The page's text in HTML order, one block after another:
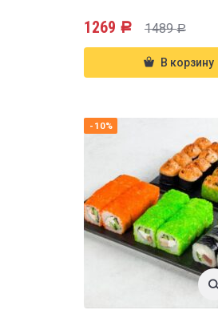
1489Р
1269 Р
В корзину
-10%